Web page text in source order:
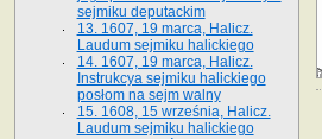
sejmiku deputackim
13. 1607, 19 marca, Halicz.
Laudum sejmiku halickiego
14. 1607, 19 marca, Halicz.
Instrukcya sejmiku halickiego
posłom na sejm walny
15. 1608, 15 września, Halicz.
Laudum sejmiku halickiego